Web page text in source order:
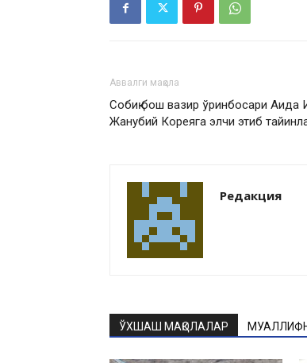
Аввалги мақола
Собиқ бош вазир ўринбосари Аида
Жанубий Кореяга элчи этиб
Редакция
ЎХШАШ МАҚОЛАЛАР